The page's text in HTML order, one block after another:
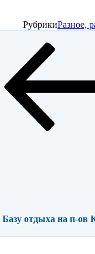
РубрикиРазное,
отдыха на п-ов